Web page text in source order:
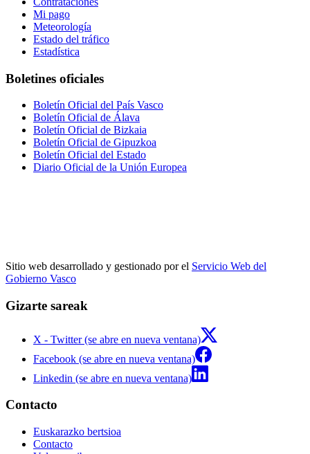
Mi pago
Meteorología
Estado del tráfico
Estadística
Boletines oficiales
Boletín Oficial del País Vasco
Boletín Oficial de Álava
Boletín Oficial de Bizkaia
Boletín Oficial de Gipuzkoa
Boletín Oficial del Estado
Diario Oficial de la Unión Europea
Sitio web desarrollado y gestionado por el Servicio Web del
Gobierno Vasco
Gizarte sareak
X - Twitter (se abre en nueva ventana)
Facebook (se abre en nueva ventana)
Linkedin (se abre en nueva ventana)
Contacto
Euskarazko bertsioa
Contacto